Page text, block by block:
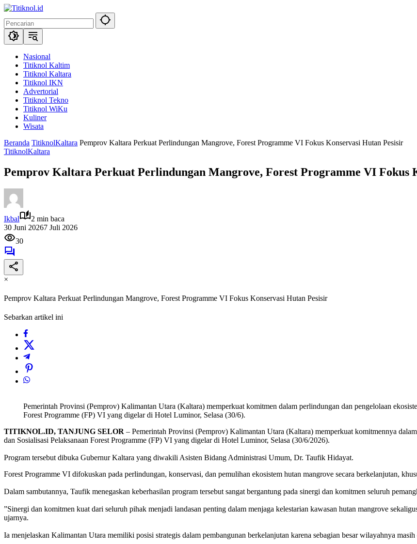
Langsung
konten
Nasional
Titiknol Kaltim
Titiknol Kaltara
Titiknol IKN
Advertorial
Titiknol Tekno
Titiknol WiKu
Kuliner
Wisata
Beranda TitiknolKaltara Pemprov Kaltara Perkuat Perlindungan Mangrove, Forest Programme VI Fokus Konservasi Hutan Pesisir
TitiknolKaltara
Pemprov Kaltara Perkuat Perlindungan Mangrove, Forest Programme VI Fokus
Ikbal
2 min baca
30 Juni 20267 Juli 2026
30
×
Pemprov Kaltara Perkuat Perlindungan Mangrove, Forest Programme VI Fokus Konservasi Hutan Pesisir
Sebarkan artikel ini
Pemerintah Provinsi (Pemprov) Kalimantan Utara (Kaltara) memperkuat komitmen dalam perlindungan dan pengelolaan
Forest Programme (FP) VI yang digelar di Hotel Luminor, Selasa (30/6).
TITIKNOL.ID, TANJUNG SELOR – Pemerintah Provinsi (Pemprov) Kalimantan Utara (Kaltara) memperkuat komitmennya
dan Sosialisasi Pelaksanaan Forest Programme (FP) VI yang digelar di Hotel Luminor, Selasa (30/6/2026).
‎Program tersebut dibuka Gubernur Kaltara yang diwakili Asisten Bidang Administrasi Umum, Dr. Taufik Hidayat.
Forest Programme VI difokuskan pada perlindungan, konservasi, dan pemulihan ekosistem hutan mangrove secara berkelanjutan,
‎Dalam sambutannya, Taufik menegaskan keberhasilan program tersebut sangat bergantung pada sinergi dan komitmen seluruh
‎”Sinergi dan komitmen kuat dari seluruh pihak menjadi landasan penting dalam menjaga kelestarian kawasan hutan mangrove
ujarnya.
‎Ia menjelaskan Kalimantan Utara memiliki posisi strategis dalam pembangunan berkelanjutan karena sebagian besar wilayahnya